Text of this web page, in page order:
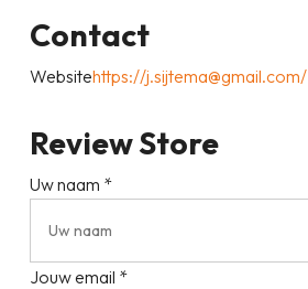
Contact
Websitehttps://j.sijtema@gmail.com/
Review Store
Uw naam *
Jouw email *